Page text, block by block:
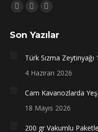
Bizi bulun:
Facebook
yeni
pencerede
açılır
X
yeni
pencerede
açılır
Instagram
yeni
pencerede
açılır
Son Yazılar
Türk Sızma Zeytinyağı
4 Haziran 2026
Cam Kavanozlarda
18 Mayıs 2026
200 gr Vakumlu